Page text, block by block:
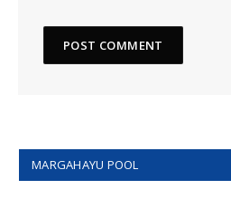
MARGAHAYU POOL